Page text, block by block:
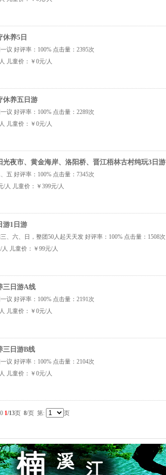
休养5日
议 好评率：100% 点击量：2395次
儿童价：￥0元/人
休养五日游
议 好评率：100% 点击量：2289次
儿童价：￥0元/人
光夜市、黄金海岸、洛阳桥、晋江梧林古村纯玩3日游
五 好评率：100% 点击量：7345次
/人 儿童价：￥399元/人
游1日游
、六、日，整团50人起天天发 好评率：100% 点击量：1508次
儿童价：￥99元/人
三日游A线
议 好评率：100% 点击量：2191次
儿童价：￥0元/人
三日游B线
议 好评率：100% 点击量：2104次
儿童价：￥0元/人
1/13页 8/页 第: 页